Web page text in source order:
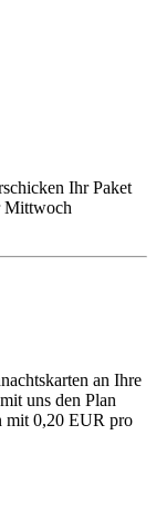
Ihr Paket
Mittwoch
an Ihre
uns den Plan
mit 0,20 EUR pro